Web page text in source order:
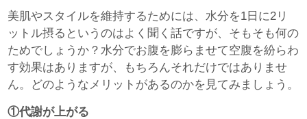
美肌やスタイルを維持するためには、水分を1日に2リ
ットル摂るというのはよく聞く話ですが、そもそも何の
ためでしょうか？水分でお腹を膨らませて空腹を紛らわ
す効果はありますが、もちろんそれだけではありませ
ん。どのようなメリットがあるのかを見てみましょう。
①代謝が上がる